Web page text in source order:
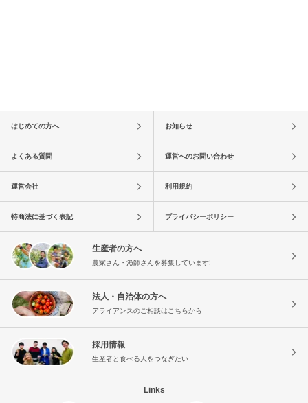
はじめての方へ お知らせ
よくある質問 運営へのお問い合わせ
運営会社 利用規約
特商法に基づく表記 プライバシーポリシー
生産者の方へ
農家さん・漁師さんを募集しています!
法人・自治体の方へ
アライアンスのご相談はこちらから
採用情報
生産者と食べる人をつなぎたい
Links